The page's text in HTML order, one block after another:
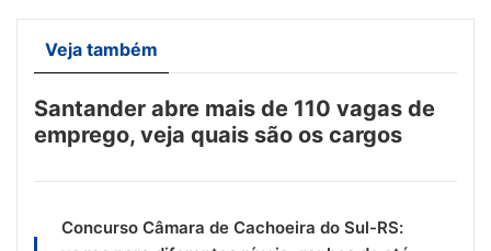
Veja também
Santander abre mais de 110 vagas de
emprego, veja quais são os cargos
Concurso Câmara de Cachoeira do Sul-RS: